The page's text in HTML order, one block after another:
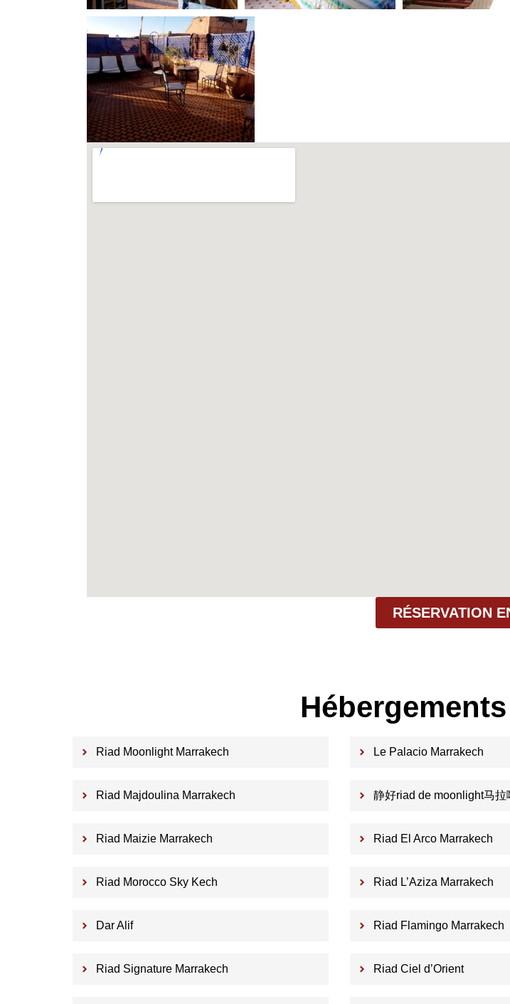
RÉSERVATION
Riad Moonlight Marrakech Le Palacio Marrakech
Riad Majdoulina Marrakech 静好riad de moonlight马拉
Riad Maizie Marrakech Riad El Arco Marrakech
Riad Morocco Sky Kech Riad L’Aziza Marrakech
Dar Alif Riad Flamingo Marrakech
Riad Signature Marrakech Riad Ciel d’Orient